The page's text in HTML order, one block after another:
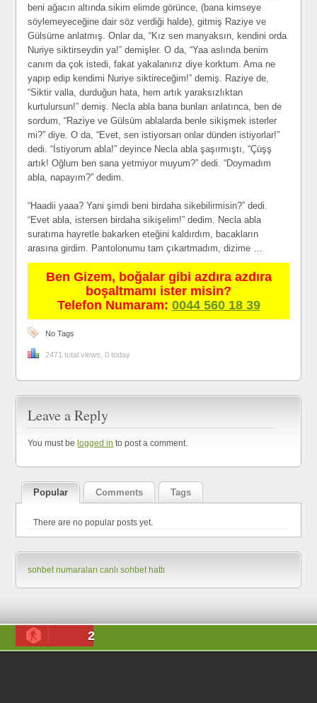
beni ağacın altında sikim elimde görünce, (bana kimseye
söylemeyeceğine dair söz verdiği halde), gitmiş Raziye ve
Gülsüme anlatmış. Onlar da, “Kız sen manyaksın, kendini orda
Nuriye siktirseydin ya!” demişler. O da, “Yaa aslında benim
canım da çok istedi, fakat yakalanırız diye korktum. Ama ne
yapıp edip kendimi Nuriye siktireceğim!” demiş. Raziye de,
“Siktir valla, durduğun hata, hem artık yaraksızlıktan
kurtulursun!” demiş. Necla abla bana bunları anlatınca, ben de
sordum, “Raziye ve Gülsüm ablalarda benle sikişmek isterler
mi?” diye. O da, “Evet, sen istiyorsan onlar dünden istiyorlar!”
dedi. “İstiyorum abla!” deyince Necla abla şaşırmıştı, “Çüşş
artık! Oğlum ben sana yetmiyor muyum?” dedi. “Doymadım
abla, napayım?” dedim.
“Haadii yaaa? Yani şimdi beni birdaha sikebilirmisin?” dedi.
“Evet abla, istersen birdaha sikişelim!” dedim. Necla abla
suratıma hayretle bakarken eteğini kaldırdım, bacakların
arasına girdim. Pantolonumu tam çıkartmadım, dizime …
Ben Gizem, boğalar gibi azdıra azdıra
boşaltmamı ister misin?
Telefon Numaram: 0044 560 18 39
No Tags
2471 total views, 0 today
Leave a Reply
You must be logged in to post a comment.
Popular Comments Tags
There are no popular posts yet.
sohbet numaraları canlı sohbet hattı
2